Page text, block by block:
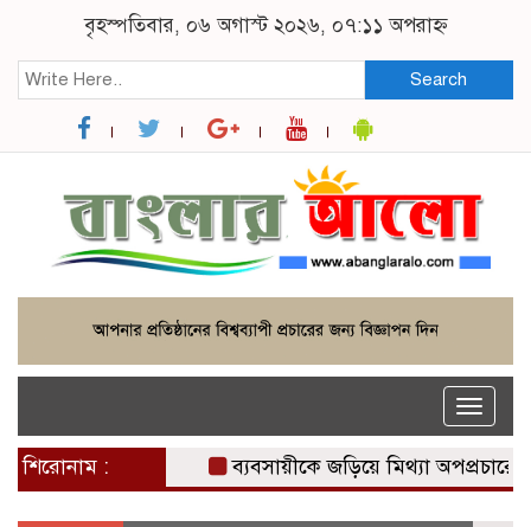
বৃহস্পতিবার, ০৬ অগাস্ট ২০২৬, ০৭:১১ অপরাহ্ন
Search
Toggle
শিরোনাম : ব্যবসায়ীকে জড়িয়ে মিথ্যা অপপ্রচারের